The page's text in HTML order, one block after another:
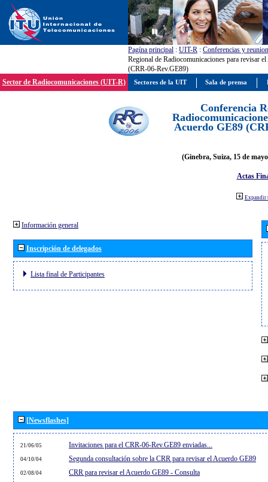
Pagína principal : UIT-R : Conferencias y
Regional de Radiocomunicaciones para revisar
(CRR-06-Rev.GE89)
Sector de Radiocomunicaciones (UIT-R)
Conferencia
Acuerdo GE89
(Ginebra, Suiza, 15 de
Actas
Expandir
Información general
Inscripción de delegados
Lista final de Participantes
[Newsflashes]
21/06/05 Invitaciones para el CRR-06-Rev.GE89 enviadas...
04/10/04 Segunda consultación sobre la CRR para revisar el Acuerdo GE89
02/08/04 CRR para revisar el Acuerdo GE89 - Consulta
Sectores de la UIT Sala de prensa